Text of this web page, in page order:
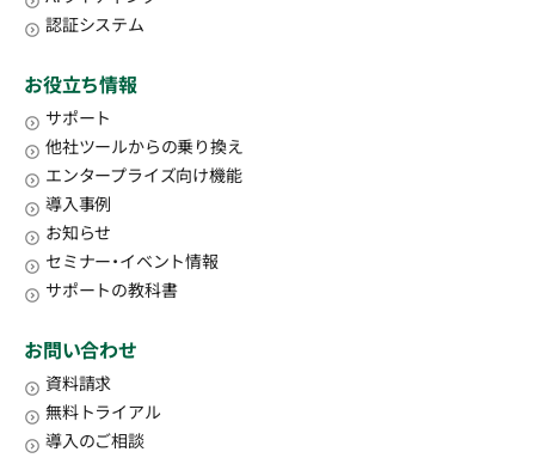
認証システム
お役立ち情報
サポート
他社ツールからの乗り換え
エンタープライズ向け機能
導入事例
お知らせ
セミナー・イベント情報
サポートの教科書
お問い合わせ
資料請求
無料トライアル
導入のご相談